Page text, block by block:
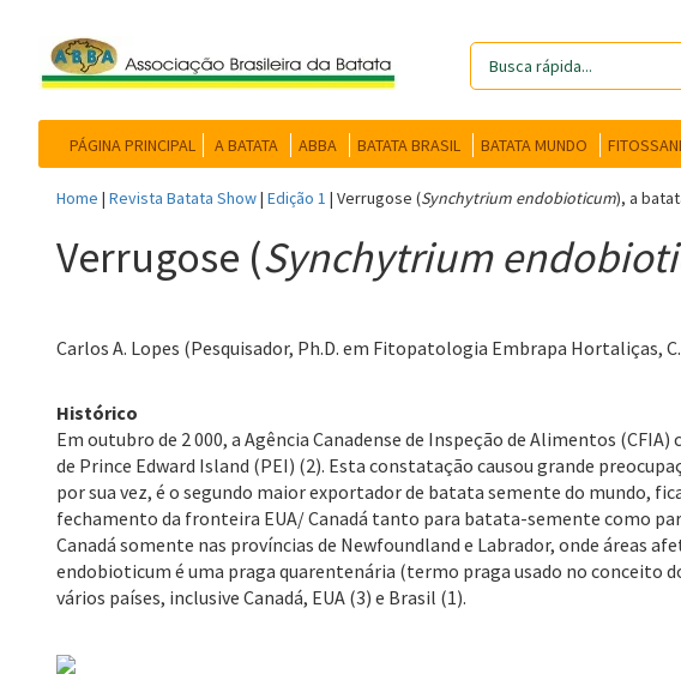
PÁGINA PRINCIPAL A BATATA ABBA BATATA BRASIL BATATA MUNDO
Home | Revista Batata Show| Edição 1 | Verrugose (Synchytrium endobioticum), a
Verrugose (Synchytrium
Carlos A. Lopes (Pesquisador, Ph.D. em Fitopatologia Embrapa Hortaliças,
Histórico
Em outubro de 2 000, a Agência Canadense de Inspeção de Alimentos
de Prince Edward Island (PEI) (2). Esta constatação causou grande
por sua vez, é o segundo maior exportador de batata semente do mundo,
fechamento da fronteira EUA/ Canadá tanto para batata-semente como
Canadá somente nas províncias de Newfoundland e Labrador, onde áreas
endobioticum é uma praga quarentenária (termo praga usado no conceito
vários países, inclusive Canadá, EUA (3) e Brasil (1).